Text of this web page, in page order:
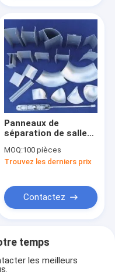
Panneaux de
séparation de salle
Panneaux de plafond
MOQ:100 pièces
Trouvez les derniers prix
Contactez
temps
les meilleurs